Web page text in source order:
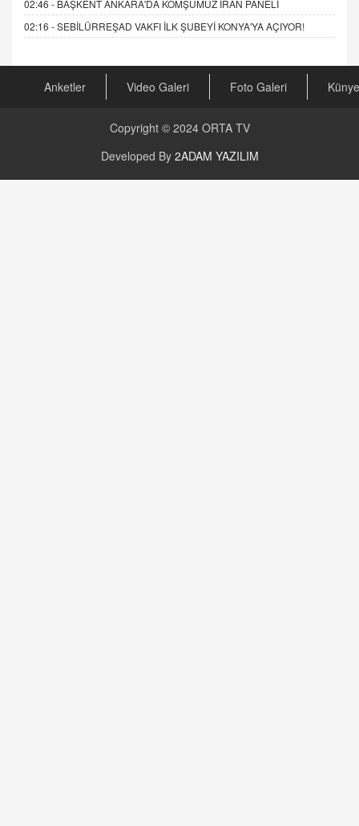
02:46 - BAŞKENT ANKARA'DA KOMŞUMUZ İRAN PANELİ
02:16 -SEBİLÜRREŞAD VAKFI İLK ŞUBEYİ KONYA'YA AÇIYOR!
Anketler Video Galeri Foto Galeri Künye
Copyright © 2024 ORTA TV
Developed By 2ADAM YAZILIM